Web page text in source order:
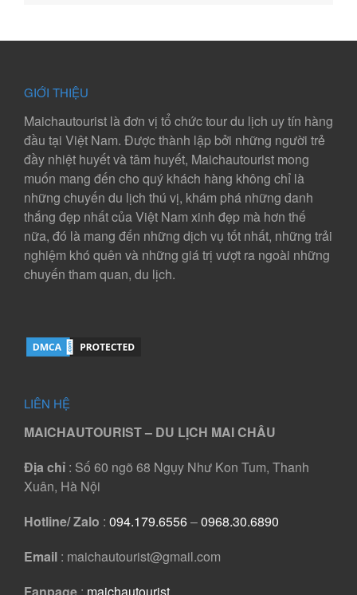
GIỚI THIỆU
Maichautourist là đơn vị tổ chức tour du lịch uy tín hàng
đầu tại Việt Nam. Được thành lập bởi những người trẻ
đầy nhiệt huyết và tâm huyết, Maichautourist mong
muốn mang đến cho quý khách hàng không chỉ là
những chuyến du lịch thú vị, khám phá những danh
thắng đẹp nhất của Việt Nam xinh đẹp mà hơn thế
nữa, đó là mang đến những dịch vụ tốt nhất, những trải
nghiệm khó quên và những giá trị vượt ra ngoài những
chuyến tham quan, du lịch.
LIÊN HỆ
MAICHAUTOURIST – DU LỊCH MAI CHÂU
Địa chỉ : Số 60 ngõ 68 Ngụy Như Kon Tum, Thanh
Xuân, Hà Nội
Hotline/ Zalo : 094.179.6556–0968.30.6890
Email : maichautourist@gmail.com